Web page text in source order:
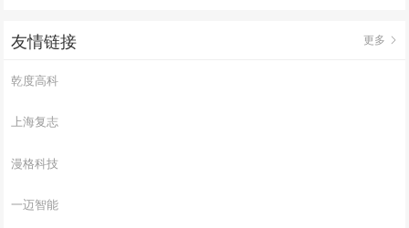
友情链接 更多
乾度高科
上海复志
漫格科技
一迈智能